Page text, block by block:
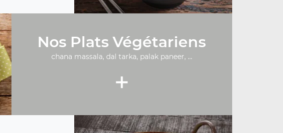
Nos Plats Végétariens
chana massala, dal tarka, palak paneer, ...
+